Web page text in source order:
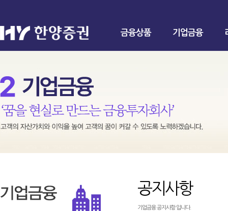
금융상품 기업금융
공지사항
기업금융 공지사항 입니다.